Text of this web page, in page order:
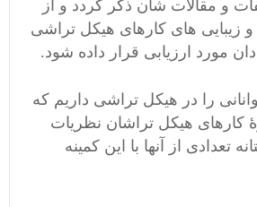
و مقالات شان ذکر گردد و از
زیبایی های کارهای هیکل تراشی
مورد ارزیابی قرار داده شود.
را در هیکل تراشی داریم که
کارهای هیکل تراشان نظریات
تعدادی از آنها با این کمینه